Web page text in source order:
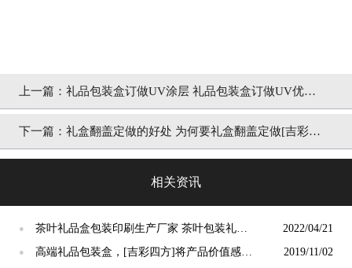
上一篇： 礼品包装盒订做UV涂层 礼品包装盒订做UV优缺
点[吉彩四方]
下一篇： 礼盒翻盖定做的好处 为何要礼盒翻盖定做[吉彩四
相关资讯
●
茶叶礼品盒包装印刷生产厂家 茶叶包装礼品
盒子设计定制[吉彩四方]
2022/04/21
●
高端礼品包装盒，[吉彩四方]将产品价值感提
2019/11/02